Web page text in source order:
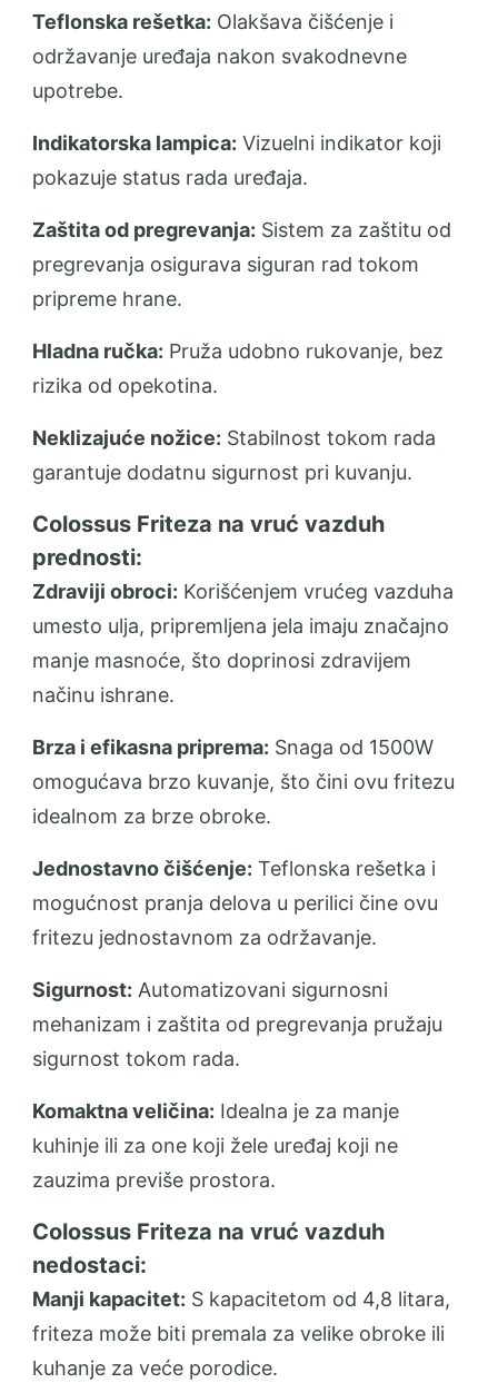
Teflonska rešetka: Olakšava čišćenje i
održavanje uređaja nakon svakodnevne
upotrebe.
Indikatorska lampica: Vizuelni indikator koji
pokazuje status rada uređaja.
Zaštita od pregrevanja: Sistem za zaštitu od
pregrevanja osigurava siguran rad tokom
pripreme hrane.
Hladna ručka: Pruža udobno rukovanje, bez
rizika od opekotina.
Neklizajuće nožice: Stabilnost tokom rada
garantuje dodatnu sigurnost pri kuvanju.
Colossus Friteza na vruć vazduh
prednosti:
Zdraviji obroci: Korišćenjem vrućeg vazduha
umesto ulja, pripremljena jela imaju značajno
manje masnoće, što doprinosi zdravijem
načinu ishrane.
Brza i efikasna priprema: Snaga od 1500W
omogućava brzo kuvanje, što čini ovu fritezu
idealnom za brze obroke.
Jednostavno čišćenje: Teflonska rešetka i
mogućnost pranja delova u perilici čine ovu
fritezu jednostavnom za održavanje.
Sigurnost: Automatizovani sigurnosni
mehanizam i zaštita od pregrevanja pružaju
sigurnost tokom rada.
Komaktna veličina: Idealna je za manje
kuhinje ili za one koji žele uređaj koji ne
zauzima previše prostora.
Colossus Friteza na vruć vazduh
nedostaci:
Manji kapacitet: S kapacitetom od 4,8 litara,
friteza može biti premala za velike obroke ili
kuhanje za veće porodice.